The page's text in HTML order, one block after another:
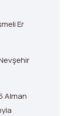
Er
Alman